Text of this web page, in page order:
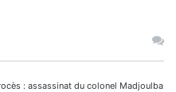
: assassinat du colonel Madjoulba